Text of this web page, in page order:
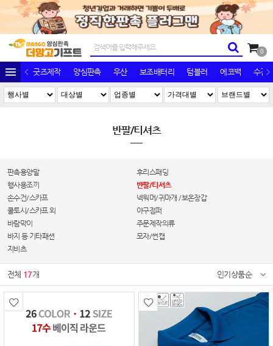
0
굿즈제작 양심판촉 우산 보조배터리 텀블러 에코백 수건/
반팔/티셔츠
판촉용양말
후리스패딩
행사용조끼
반팔/티셔츠
손수건/스카프
넥워머/귀마개 /보온장갑
쿨토시/스카프 외
야구점퍼
바람막이
주문제작의류
바지 등 기타패션
모자/썬캡
지비츠
전체 17개 인기상품순